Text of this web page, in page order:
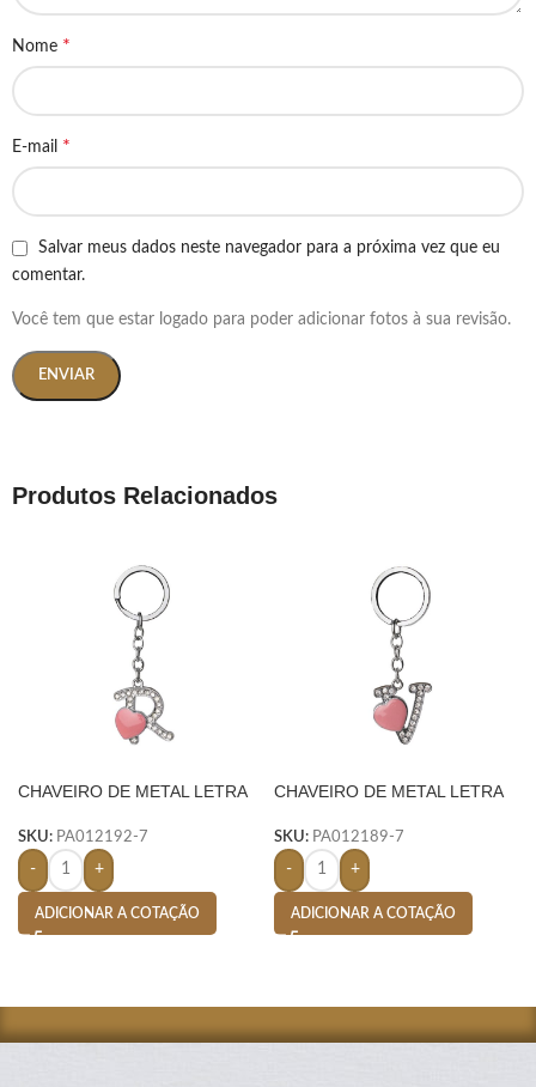
Nome *
E-mail *
Salvar meus dados neste navegador para a próxima vez que eu
comentar.
Você tem que estar logado para poder adicionar fotos à sua revisão.
Produtos Relacionados
CHAVEIRO DE METAL LETRA
SKU: PA012192-7
- +
ADICIONAR A COTAÇÃO
CHAVEIRO DE METAL LETRA
SKU: PA012189-7
- +
ADICIONAR A COTAÇÃO